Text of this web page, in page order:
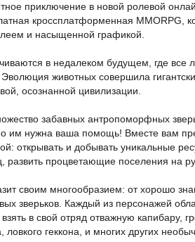
приключение в новой ролевой
кроссплатформенная MMORPG,
и насыщенной графикой.
в недалеком будущем, где все
животных совершила
осознанной цивилизации.
забавных антропоморфных
им нужна ваша помощь! Вместе вам
открывать и добывать уникальные
развить процветающие поселения на
своим многообразием: от хорошо
зверьков. Каждый из персонажей
в свой отряд отважную капибару,
ловкого геккона, и многих других